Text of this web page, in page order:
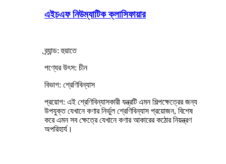
এইচএফ নিউম্যাটিক ক্লাসিফায়ার
ব্র্যান্ড: হুয়াতে
পণ্যের উৎস: চীন
বিভাগ: শ্রেণিবিন্যাস
প্রয়োগ: এই শ্রেণিবিন্যাসকারী যন্ত্রটি এমন শিল্পক্ষেত্রের জন্য
উপযুক্ত যেখানে কণার নির্ভুল শ্রেণিবিন্যাস প্রয়োজন, বিশেষ
করে এমন সব ক্ষেত্রে যেখানে কণার আকারের কঠোর নিয়ন্ত্রণ
অপরিহার্য।